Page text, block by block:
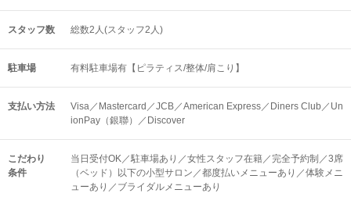
スタッフ数 総数2人(スタッフ2人)
駐車場 有料駐車場有【ピラティス/整体/肩こり】
支払い方法
Visa／Mastercard／JCB／American Express／Diners Club／Un
ionPay（銀聯）／Discover
こだわり
条件
当日受付OK／駐車場あり／女性スタッフ在籍／完全予約制／3席
（ベッド）以下の小型サロン／都度払いメニューあり／体験メニ
ューあり／ブライダルメニューあり